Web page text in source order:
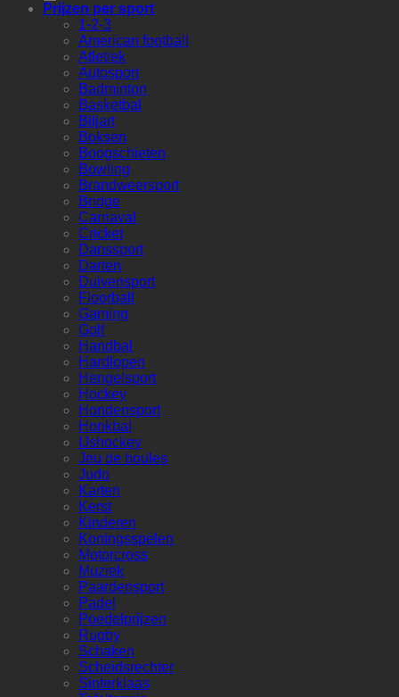
Prijzen per sport
1-2-3
American football
Atletiek
Autosport
Badminton
Basketbal
Biljart
Boksen
Boogschieten
Bowling
Brandweersport
Bridge
Carnaval
Cricket
Danssport
Darten
Duivensport
Floorball
Gaming
Golf
Handbal
Hardlopen
Hengelsport
Hockey
Hondensport
Honkbal
IJshockey
Jeu de boules
Judo
Karten
Kerst
Kinderen
Koningsspelen
Motorcross
Muziek
Paardensport
Padel
Poedelprijzen
Rugby
Schaken
Scheidsrechter
Sinterklaas